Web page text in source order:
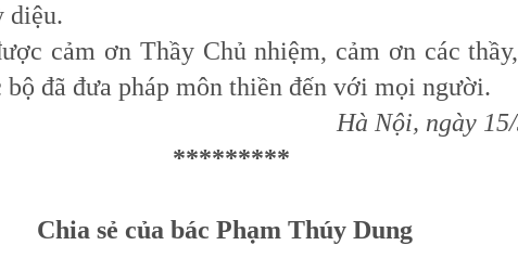
diệu.
cảm ơn Thầy Chủ nhiệm, cảm ơn các
bộ đã đưa pháp môn thiền đến với mọi người.
Hà Nội, ngày
*********
Chia sẻ của bác Phạm Thúy Dung